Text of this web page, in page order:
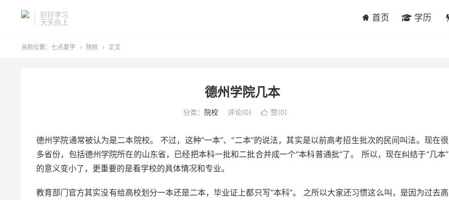
好好学习
天天向上
首页 学历
当前位置： 七点爱学  院校  正文
德州学院几本
分类： 院校 评论(0)  赞(0)
德州学院通常被认为是二本院校。 不过，这种“一本”、“二本”的说法，其实是以前高考招生批次的民间叫法。现在很
多省份，包括德州学院所在的山东省，已经把本科一批和二批合并成一个“本科普通批”了。 所以，现在纠结于“几本”
的意义变小了，更重要的是看学校的具体情况和专业。
教育部门官方其实没有给高校划分一本还是二本，毕业证上都只写“本科”。 之所以大家还习惯这么叫，是因为过去高